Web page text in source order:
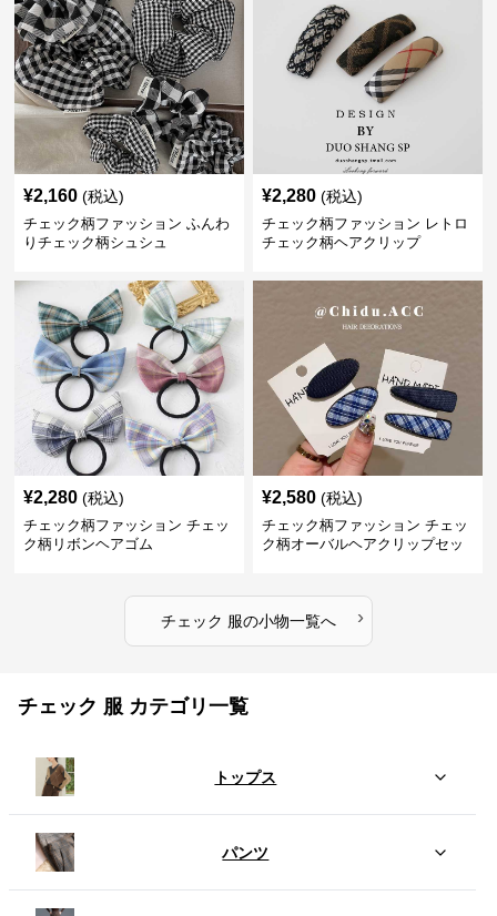
¥2,160 (税込)
チェック柄ファッション ふんわ
りチェック柄シュシュ
¥2,280 (税込)
チェック柄ファッション レトロ
チェック柄ヘアクリップ
¥2,280 (税込)
チェック柄ファッション チェッ
ク柄リボンヘアゴム
¥2,580 (税込)
チェック柄ファッション チェッ
ク柄オーバルヘアクリップセッ
チェック 服の小物一覧へ ›
チェック 服 カテゴリ一覧
トップス
パンツ